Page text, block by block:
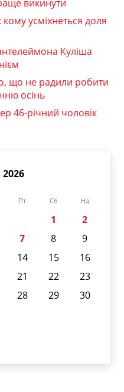
викинути
усміхнеться доля
Куліша
що не радили робити
осінь
46-річний чоловік
Пт Сб Нд
1
2
7 8
9
14 15
16
21 22
23
28 29
30